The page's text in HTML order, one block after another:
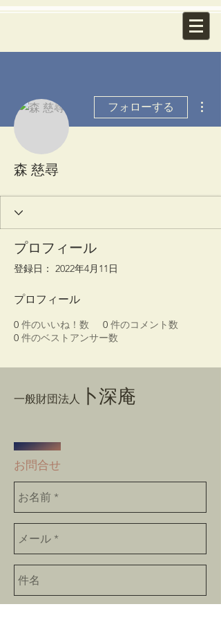
フォローする
森 慈尋
プロフィール
登録日： 2022年4月11日
プロフィール
0 件のいいね！数 0 件のコメント数
0 件のベストアンサー数
一般財団法人 卜深庵
​お問合せ